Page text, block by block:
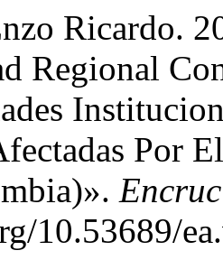
Ricardo.
Regional
Por
10.53689/